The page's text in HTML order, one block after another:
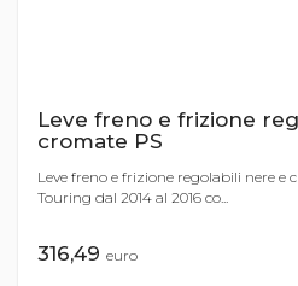
Leve freno e frizione
cromate PS
Leve freno e frizione regolabili nere e
Touring dal 2014 al 2016 co...
316,49 euro